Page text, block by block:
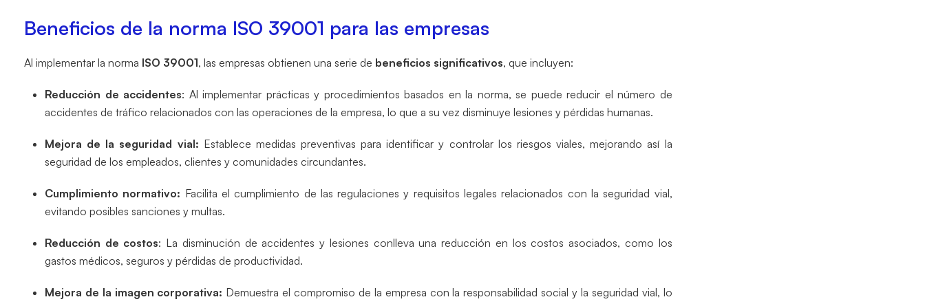
Beneficios de la norma ISO 39001 para las empresas
Al implementar la norma ISO 39001, las empresas obtienen una serie de beneficios significativos, que incluyen:
Reducción de accidentes: Al implementar prácticas y procedimientos basados en la norma, se puede reducir el número de
accidentes de tráfico relacionados con las operaciones de la empresa, lo que a su vez disminuye lesiones y pérdidas humanas.
Mejora de la seguridad vial: Establece medidas preventivas para identificar y controlar los riesgos viales, mejorando así la
seguridad de los empleados, clientes y comunidades circundantes.
Cumplimiento normativo: Facilita el cumplimiento de las regulaciones y requisitos legales relacionados con la seguridad vial,
evitando posibles sanciones y multas.
Reducción de costos: La disminución de accidentes y lesiones conlleva una reducción en los costos asociados, como los
gastos médicos, seguros y pérdidas de productividad.
Mejora de la imagen corporativa: Demuestra el compromiso de la empresa con la responsabilidad social y la seguridad vial, lo